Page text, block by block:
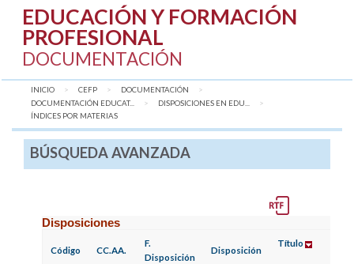
EDUCACIÓN Y FORMACIÓN
PROFESIONAL
DOCUMENTACIÓN
INICIO CEFP
DOCUMENTACIÓN
DOCUMENTACIÓN EDUCAT...
DISPOSICIONES EN EDU...
AQUÍ:
ÍNDICES POR MATERIAS
BÚSQUEDA AVANZADA
Disposiciones
Código CC.AA.
F.
Disposición
Disposición
Título